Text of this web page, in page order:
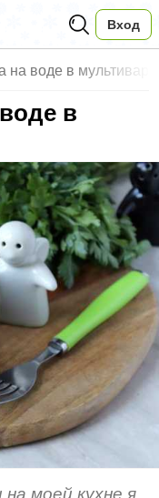
Вход
воде в
в
моей кухне я